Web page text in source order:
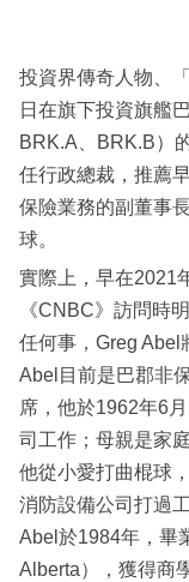
區
投資界傳奇人物、
日在旗下投資旗艦
BRK.A、BRK.B）
任行政總裁，推薦
保險業務的副董事
球。
實際上，早在2021
《CNBC》訪問時
任何事，Greg Abel
Abel目前是巴郡非
席，他於1962年6
司工作；母親是家庭
他從小愛打曲棍球
消防設備公司打過工
Abel於1984年，畢
Alberta），獲得商